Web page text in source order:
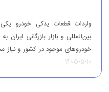
واردات قطعات یدکی خودرو
بین‌المللی و بازار بازرگانی
خودروهای موجود در کشور و نیاز
قطعات یدکی همواره از تقاضای
که قصد واردات قطعات یدکی خودرو
1405-5-10